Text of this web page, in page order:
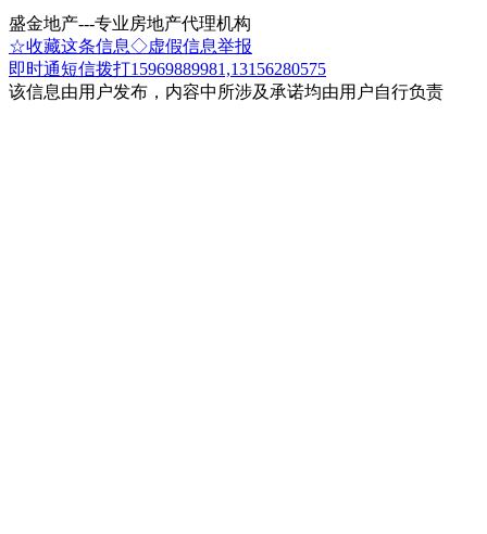
盛金地产---专业房地产代理机构
☆收藏这条信息◇虚假信息举报
即时通短信拨打15969889981,13156280575
该信息由用户发布，内容中所涉及承诺均由用户自行负责